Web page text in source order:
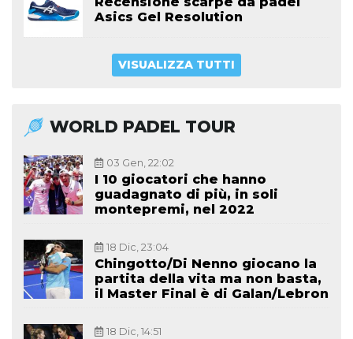
Asics Gel Resolution
VISUALIZZA TUTTI
WORLD PADEL TOUR
03 Gen, 22:02
I 10 giocatori che hanno
guadagnato di più, in soli
montepremi, nel 2022
18 Dic, 23:04
Chingotto/Di Nenno giocano la
partita della vita ma non basta,
il Master Final è di Galan/Lebron
18 Dic, 14:51